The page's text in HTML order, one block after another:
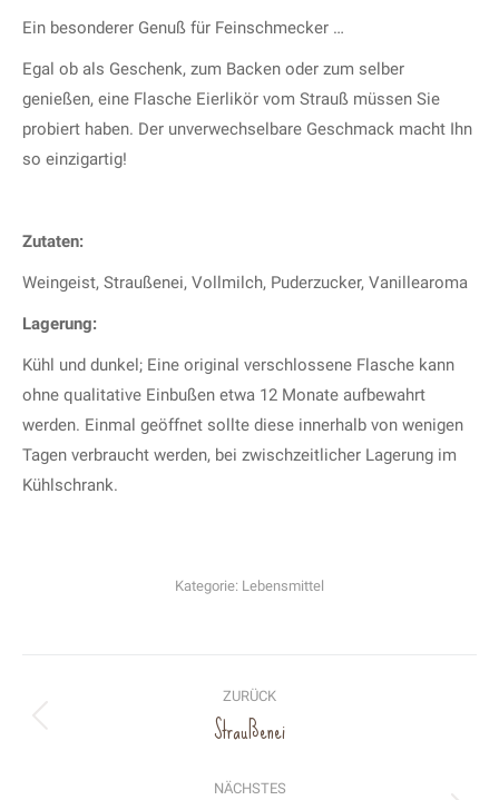
Ein besonderer Genuß für Feinschmecker …
Egal ob als Geschenk, zum Backen oder zum selber
genießen, eine Flasche Eierlikör vom Strauß müssen Sie
probiert haben. Der unverwechselbare Geschmack macht Ihn
so einzigartig!
Zutaten:
Weingeist, Straußenei, Vollmilch, Puderzucker, Vanillearoma
Lagerung:
Kühl und dunkel; Eine original verschlossene Flasche kann
ohne qualitative Einbußen etwa 12 Monate aufbewahrt
werden. Einmal geöffnet sollte diese innerhalb von wenigen
Tagen verbraucht werden, bei zwischzeitlicher Lagerung im
Kühlschrank.
Kategorie: Lebensmittel
ZURÜCK
Previous
Straußenei
NÄCHSTES